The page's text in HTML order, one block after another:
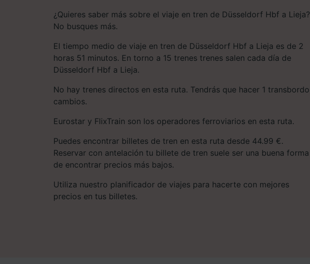
¿Quieres saber más sobre el viaje en tren de Düsseldorf Hbf a Lieja?
No busques más.
El tiempo medio de viaje en tren de Düsseldorf Hbf a Lieja es de 2
horas 51 minutos. En torno a 15 trenes trenes salen cada día de
Düsseldorf Hbf a Lieja.
No hay trenes directos en esta ruta. Tendrás que hacer 1 transbordo
cambios.
Eurostar y FlixTrain son los operadores ferroviarios en esta ruta.
Puedes encontrar billetes de tren en esta ruta desde 44.99 €.
Reservar con antelación tu billete de tren suele ser una buena forma
de encontrar precios más bajos.
Utiliza nuestro planificador de viajes para hacerte con mejores
precios en tus billetes.